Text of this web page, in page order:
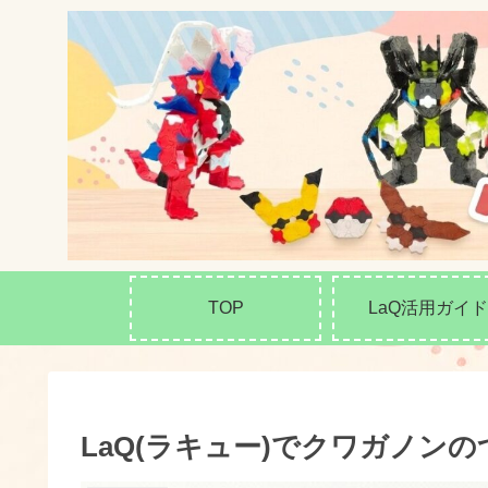
TOP LaQ活用ガイド
LaQ(ラキュー)でクワガノンの